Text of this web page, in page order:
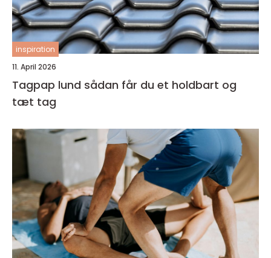
inspiration
11. April 2026
Tagpap lund sådan får du et holdbart og
tæt tag